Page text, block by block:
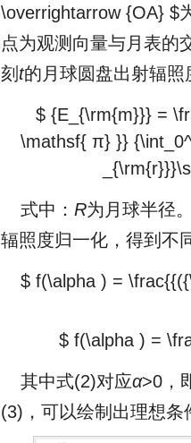
\overrightarrow {OA} $
点为观测向量与月表的
刻 t的月球圆盘出射辐照
$ {E_{\rm{m}}} =
\mathsf{ π} }}
式中： R为月球半径
辐照度归一化，得到不
$ f(\alpha ) =
$ f(\alpha ) =
其中式(2)对应α>0，
(3)，可以绘制出理想